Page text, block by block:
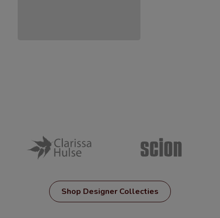
Shop Designer Collecties